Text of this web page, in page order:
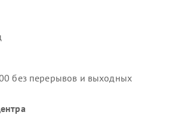
без перерывов и выходных